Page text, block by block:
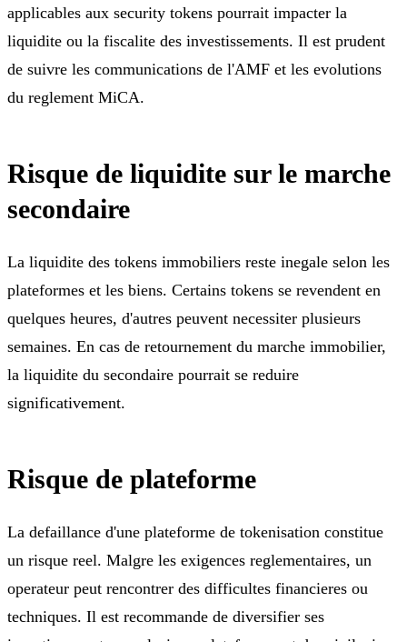
applicables aux security tokens pourrait impacter la
liquidite ou la fiscalite des investissements. Il est prudent
de suivre les communications de l'AMF et les evolutions
du reglement MiCA.
Risque de liquidite sur le marche
secondaire
La liquidite des tokens immobiliers reste inegale selon les
plateformes et les biens. Certains tokens se revendent en
quelques heures, d'autres peuvent necessiter plusieurs
semaines. En cas de retournement du marche immobilier,
la liquidite du secondaire pourrait se reduire
significativement.
Risque de plateforme
La defaillance d'une plateforme de tokenisation constitue
un risque reel. Malgre les exigences reglementaires, un
operateur peut rencontrer des difficultes financieres ou
techniques. Il est recommande de diversifier ses